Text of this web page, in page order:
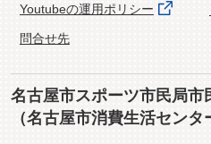
Youtubeの運用ポリシー
問合せ先
名古屋市スポーツ市民局市
（名古屋市消費生活センタ